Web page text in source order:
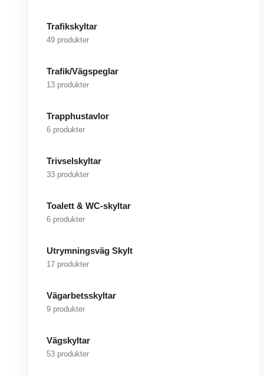
Trafikskyltar
49 produkter
Trafik/Vägspeglar
13 produkter
Trapphustavlor
6 produkter
Trivselskyltar
33 produkter
Toalett & WC-skyltar
6 produkter
Utrymningsväg Skylt
17 produkter
Vägarbetsskyltar
9 produkter
Vägskyltar
53 produkter